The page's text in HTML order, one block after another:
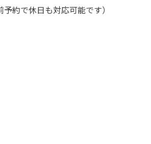
約で休日も対応可能です）